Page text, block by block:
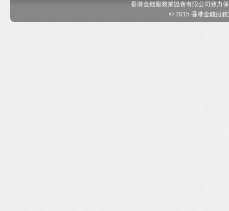
香港金錢服務業協會有限公司致力
© 2015 香港金錢服